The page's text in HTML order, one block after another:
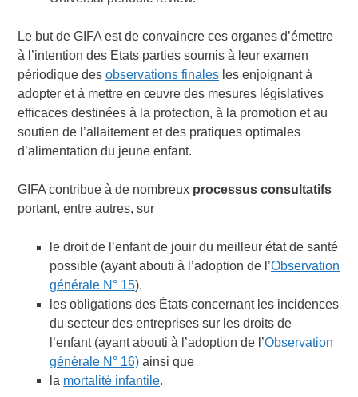
Le but de GIFA est de convaincre ces organes d’émettre
à l’intention des Etats parties soumis à leur examen
périodique desobservations finales les enjoignant à
adopter et à mettre en œuvre des mesures législatives
efficaces destinées à la protection, à la promotion et au
soutien de l’allaitement et des pratiques optimales
d’alimentation du jeune enfant.
GIFA contribue à de nombreux processus consultatifs
portant, entre autres, sur
le droit de l’enfant de jouir du meilleur état de santé
possible (ayant abouti à l’adoption de l’Observation
générale N° 15),
les obligations des États concernant les incidences
du secteur des entreprises sur les droits de
l’enfant (ayant abouti à l’adoption de l’Observation
générale N° 16) ainsi que
la mortalité infantile.